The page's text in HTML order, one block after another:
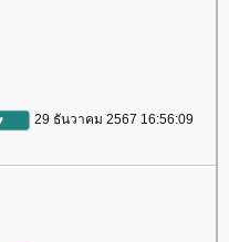
29 ธันวาคม 2567 16:56:09